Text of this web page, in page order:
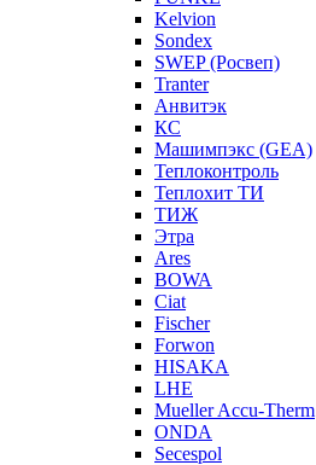
Kelvion
Sondex
SWEP (Росвеп)
Tranter
Анвитэк
КС
Машимпэкс (GEA)
Теплоконтроль
Теплохит ТИ
ТИЖ
Этра
Ares
BOWA
Ciat
Fischer
Forwon
HISAKA
LHE
Mueller Accu-Therm
ONDA
Secespol